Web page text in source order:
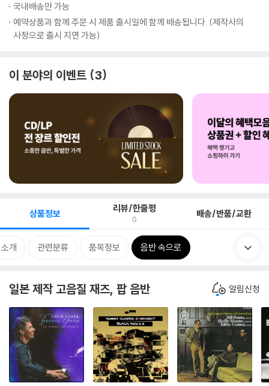
국내배송만 가능
예약상품과 함께 주문 시 제품 출시일에 함께 배송됩니다. (제작사의
사정으로 출시 지연 가능)
이 분야의 이벤트 3
상품정보 리뷰/한줄평
0 배송/반품/교환
개 관련분류 품목정보 음반 속으로
일본 제작 고음질 재즈, 팝 음반 알림신청